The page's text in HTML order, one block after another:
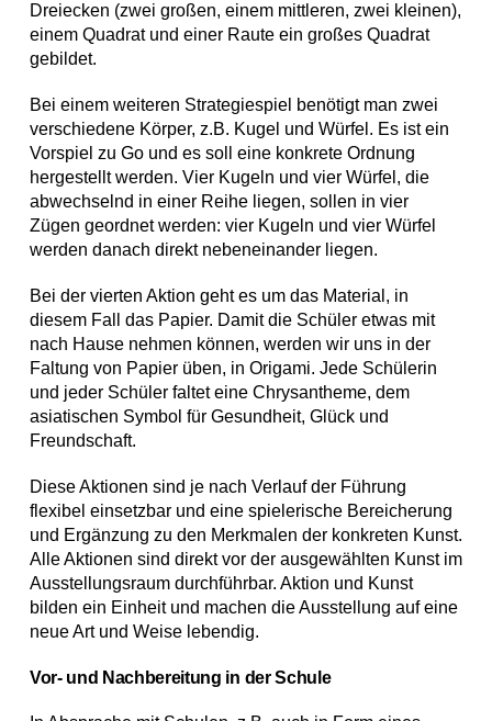
Dreiecken (zwei großen, einem mittleren, zwei kleinen),
einem Quadrat und einer Raute ein großes Quadrat
gebildet.
Bei einem weiteren Strategiespiel benötigt man zwei
verschiedene Körper, z.B. Kugel und Würfel. Es ist ein
Vorspiel zu Go und es soll eine konkrete Ordnung
hergestellt werden. Vier Kugeln und vier Würfel, die
abwechselnd in einer Reihe liegen, sollen in vier
Zügen geordnet werden: vier Kugeln und vier Würfel
werden danach direkt nebeneinander liegen.
Bei der vierten Aktion geht es um das Material, in
diesem Fall das Papier. Damit die Schüler etwas mit
nach Hause nehmen können, werden wir uns in der
Faltung von Papier üben, in Origami. Jede Schülerin
und jeder Schüler faltet eine Chrysantheme, dem
asiatischen Symbol für Gesundheit, Glück und
Freundschaft.
Diese Aktionen sind je nach Verlauf der Führung
flexibel einsetzbar und eine spielerische Bereicherung
und Ergänzung zu den Merkmalen der konkreten Kunst.
Alle Aktionen sind direkt vor der ausgewählten Kunst im
Ausstellungsraum durchführbar. Aktion und Kunst
bilden ein Einheit und machen die Ausstellung auf eine
neue Art und Weise lebendig.
Vor- und Nachbereitung in der Schule